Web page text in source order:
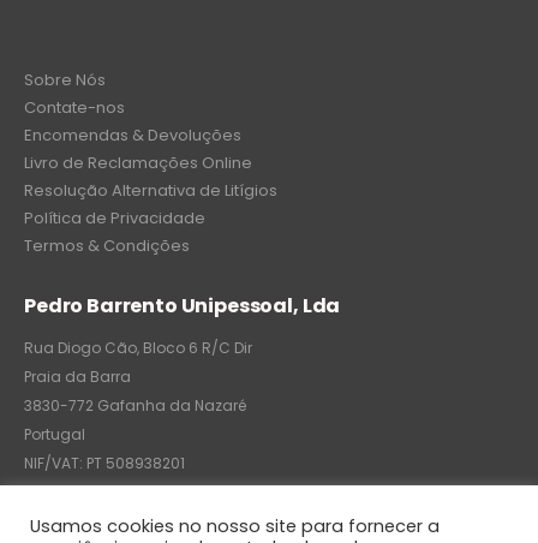
Sobre Nós
Contate-nos
Encomendas & Devoluções
Livro de Reclamações Online
Resolução Alternativa de Litígios
Política de Privacidade
Termos & Condições
Pedro Barrento Unipessoal, Lda
Rua Diogo Cão, Bloco 6 R/C Dir
Praia da Barra
3830-772 Gafanha da Nazaré
Portugal
NIF/VAT: PT 508938201
C.R.C.: 7004-8522-6075
Usamos cookies no nosso site para fornecer a